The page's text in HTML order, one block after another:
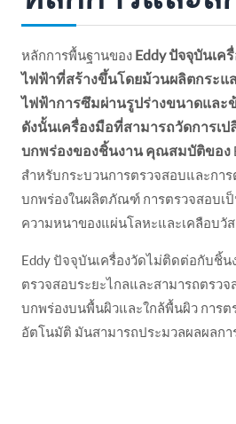
หลักการพื้นฐานของ Eddy ปัจจุบันเ
ไฟฟ้าที่สร้างขึ้นโดยม้วนผลิตกระ
ไฟฟ้าการซึมผ่านรูปร่างขนาดและ
ดังนั้นเครื่องมือที่สามารถวัดการ
บกพร่องของชิ้นงาน คุณสมบัติของ
สำหรับกระบวนการตรวจสอบและก
บกพร่องในผลิตภัณฑ์ การตรวจสอบเ
ความหนาของแผ่นโลหะและเคลือบวั
Eddy ปัจจุบันเครื่องวัดไม่ติดต่อกับชิ้
ตรวจสอบระยะไกลและสามารถตรว
บกพร่องบนพื้นผิวและใกล้พื้นผิว การต
อัตโนมัติ มันสามารถประมวลผลผลก